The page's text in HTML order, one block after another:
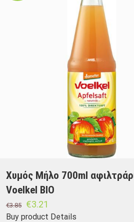
Χυμός Μήλο 700ml
Voelkel BIO
€3.85 €3.21
Buy product Details